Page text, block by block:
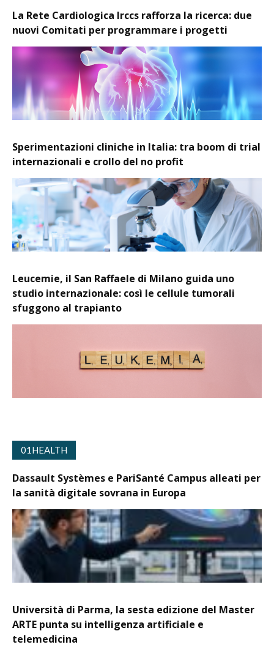
La Rete Cardiologica Irccs rafforza la ricerca: due
nuovi Comitati per programmare i progetti
Sperimentazioni cliniche in Italia: tra boom di trial
internazionali e crollo del no profit
Leucemie, il San Raffaele di Milano guida uno
studio internazionale: così le cellule tumorali
sfuggono al trapianto
01HEALTH
Dassault Systèmes e PariSanté Campus alleati per
la sanità digitale sovrana in Europa
Università di Parma, la sesta edizione del Master
ARTE punta su intelligenza artificiale e
telemedicina